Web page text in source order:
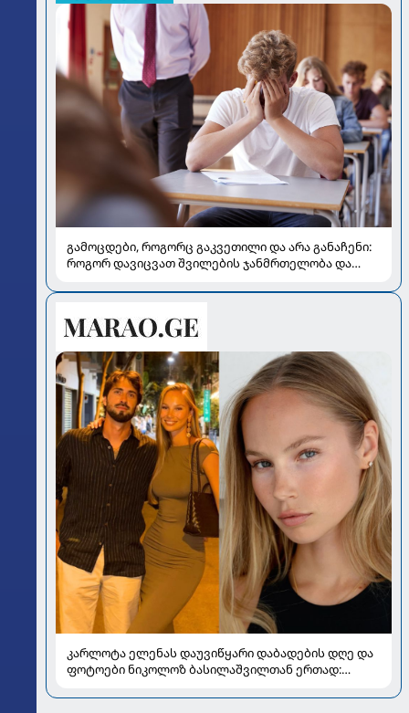
გამოცდები, როგორც გაკვეთილი და არა განაჩენი:
როგორ დავიცვათ შვილების ჯანმრთელობა და
კარლოტა ელენას დაუვიწყარი დაბადების დღე და
ფოტოები ნიკოლოზ ბასილაშვილთან ერთად: